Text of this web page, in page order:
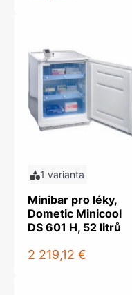
1 varianta
Minibar pro léky,
Dometic Minicool
DS 601 H, 52 litrů
2 219,12 €